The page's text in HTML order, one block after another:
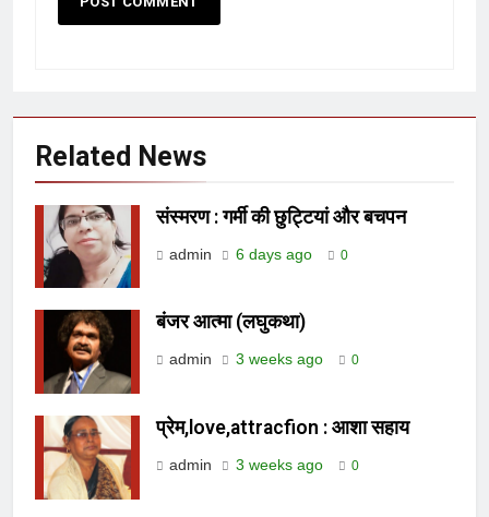
Related News
संस्मरण : गर्मी की छुट्टियां और बचपन
admin 6 days ago 0
बंजर आत्मा (लघुकथा)
admin 3 weeks ago 0
प्रेम,love,attracfion : आशा सहाय
admin 3 weeks ago 0